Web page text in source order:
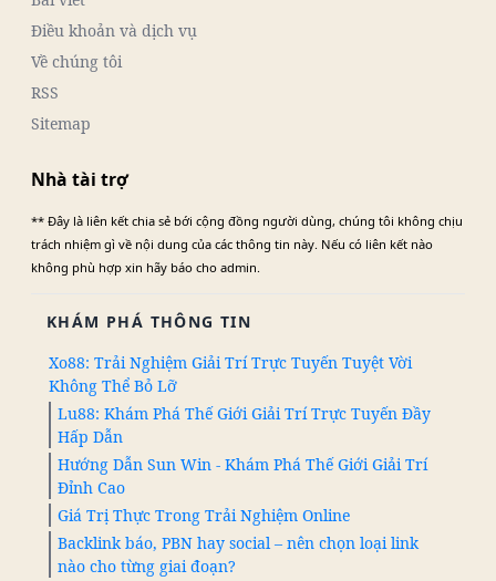
Điều khoản và dịch vụ
Về chúng tôi
RSS
Sitemap
Nhà tài trợ
** Đây là liên kết chia sẻ bới cộng đồng người dùng, chúng tôi không chịu
trách nhiệm gì về nội dung của các thông tin này. Nếu có liên kết nào
không phù hợp xin hãy báo cho admin.
KHÁM PHÁ THÔNG TIN
Xo88: Trải Nghiệm Giải Trí Trực Tuyến Tuyệt Vời
Không Thể Bỏ Lỡ
Lu88: Khám Phá Thế Giới Giải Trí Trực Tuyến Đầy
Hấp Dẫn
Hướng Dẫn Sun Win - Khám Phá Thế Giới Giải Trí
Đỉnh Cao
Giá Trị Thực Trong Trải Nghiệm Online
Backlink báo, PBN hay social – nên chọn loại link
nào cho từng giai đoạn?